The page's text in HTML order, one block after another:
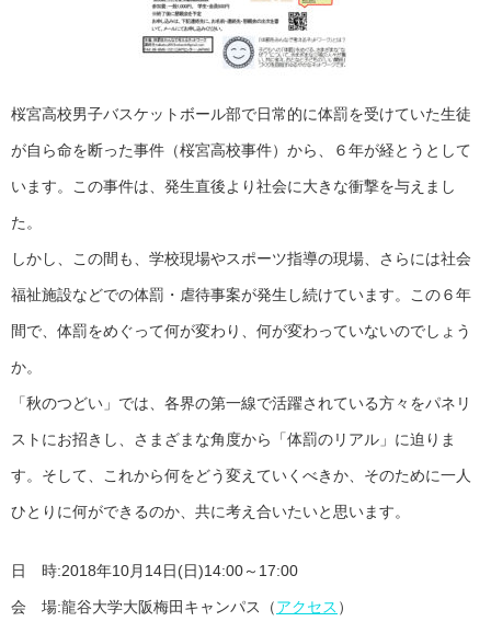
桜宮高校男子バスケットボール部で日常的に体罰を受けていた生徒
が自ら命を断った事件（桜宮高校事件）から、６年が経とうとして
います。この事件は、発生直後より社会に大きな衝撃を与えまし
た。
しかし、この間も、学校現場やスポーツ指導の現場、さらには社会
福祉施設などでの体罰・虐待事案が発生し続けています。この６年
間で、体罰をめぐって何が変わり、何が変わっていないのでしょう
か。
「秋のつどい」では、各界の第一線で活躍されている方々をパネリ
ストにお招きし、さまざまな角度から「体罰のリアル」に迫りま
す。そして、これから何をどう変えていくべきか、そのために一人
ひとりに何ができるのか、共に考え合いたいと思います。
日 時:2018年10月14日(日)14:00～17:00
会 場:龍谷大学大阪梅田キャンパス（アクセス ）